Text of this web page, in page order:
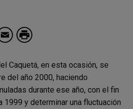
Email
Caquetá, en esta ocasión, se
del año 2000, haciendo
durante ese año, con el fin
1999 y determinar una fluctuación